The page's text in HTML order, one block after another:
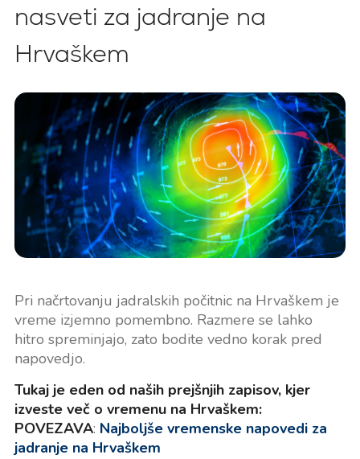
nasveti za jadranje na
Hrvaškem
Pri načrtovanju jadralskih počitnic na Hrvaškem je
vreme izjemno pomembno. Razmere se lahko
hitro spreminjajo, zato bodite vedno korak pred
napovedjo.
Tukaj je eden od naših prejšnjih zapisov, kjer
izveste več o vremenu na Hrvaškem:
POVEZAVA: Najboljše vremenske napovedi za
jadranje na Hrvaškem